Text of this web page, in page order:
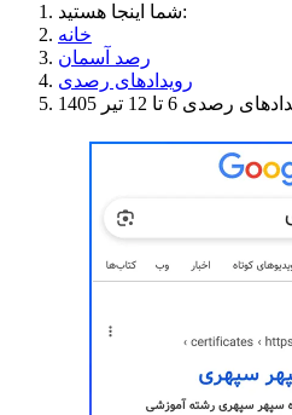
شما اینجا هستید:
خانه
رصد آسمان
رویدادهای رصدی
رصدی 6 تا 12 تیر 1405